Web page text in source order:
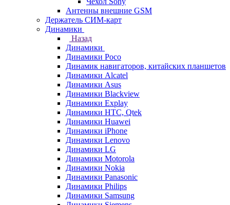
Антенны внешние GSM
Держатель СИМ-карт
Динамики
Назад
Динамики
Динамики Poco
Динамик навигаторов, китайских планшетов
Динамики Alcatel
Динамики Asus
Динамики Blackview
Динамики Explay
Динамики HTC, Qtek
Динамики Huawei
Динамики iPhone
Динамики Lenovo
Динамики LG
Динамики Motorola
Динамики Nokia
Динамики Panasonic
Динамики Philips
Динамики Samsung